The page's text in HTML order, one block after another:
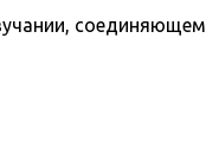
соединяющем